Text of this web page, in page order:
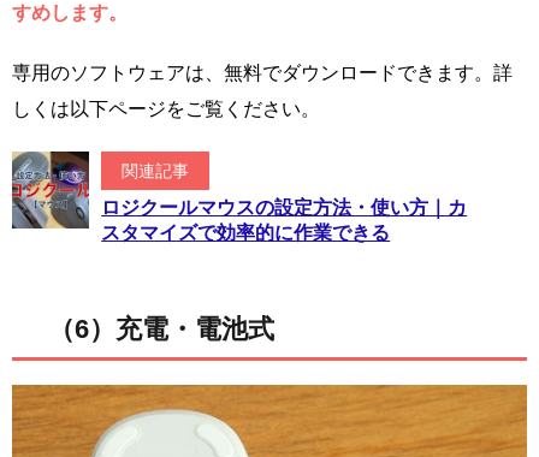
すめします。
専用のソフトウェアは、無料でダウンロードできます。詳
しくは以下ページをご覧ください。
関連記事
ロジクールマウスの設定方法・使い方｜カ
スタマイズで効率的に作業できる
（6）充電・電池式